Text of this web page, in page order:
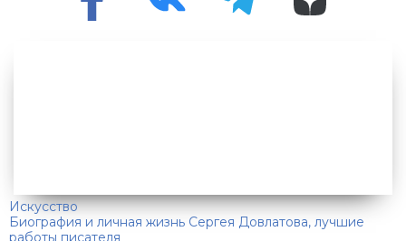
Искусство
Биография и личная жизнь Сергея Довлатова, лучшие
работы писателя